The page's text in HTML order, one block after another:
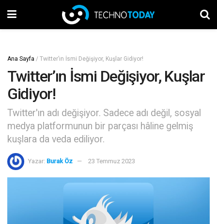
Ana Sayfa / Twitter’ın İsmi Değişiyor, Kuşlar Gidiyor!
Twitter’ın İsmi Değişiyor, Kuşlar
Gidiyor!
Twitter'ın adı değişiyor. Sadece adı değil, sosyal
medya platformunun bir parçası hâline gelmiş
kuşlara da veda ediliyor.
Yazar: Burak Öz 23 Temmuz 2023